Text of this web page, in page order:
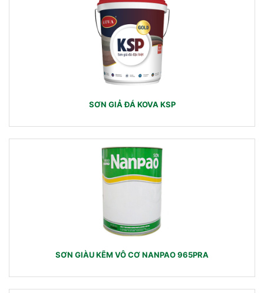
SƠN GIẢ ĐÁ KOVA KSP
SƠN GIÀU KẼM VÔ CƠ NANPAO 965PRA